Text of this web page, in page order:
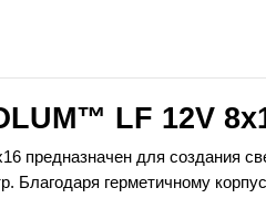
™ LF 12V 8x
Благодаря герметичному